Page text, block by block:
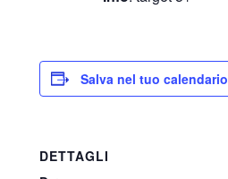
Salva nel tuo calendario
DETTAGLI